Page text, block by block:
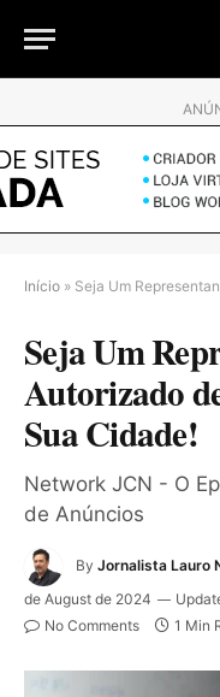
Início » Seja Um Representante
Seja Um
Autorizado
Sua Cidade!
Network JCN - O
de Anúncios
By Jornalista Lauro
de August de 2024
No Comments 1 Min